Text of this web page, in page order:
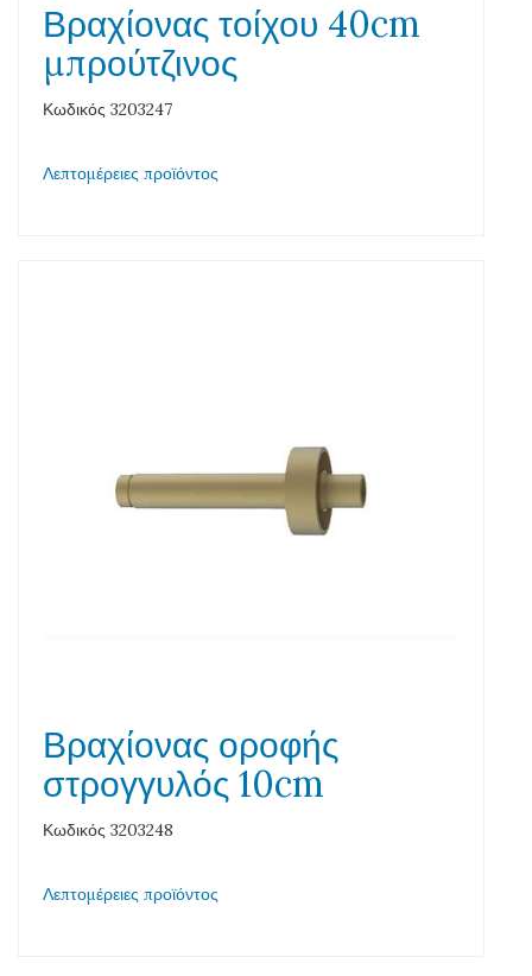
Βραχίονας τοίχου 40cm
μπρούτζινος
Κωδικός 3203247
Λεπτομέρειες προϊόντος
Βραχίονας οροφής
στρογγυλός 10cm
Κωδικός 3203248
Λεπτομέρειες προϊόντος